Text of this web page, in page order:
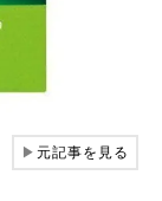
▶元記事を見る